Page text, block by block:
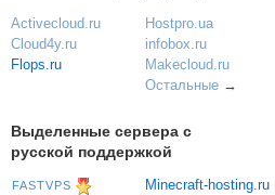
Activecloud.ru
Cloud4y.ru
Flops.ru
Hostpro.ua
infobox.ru
Makecloud.ru
Остальные→
Выделенные сервера с
русской поддержкой
FASTVPS
Minecraft-hosting.ru